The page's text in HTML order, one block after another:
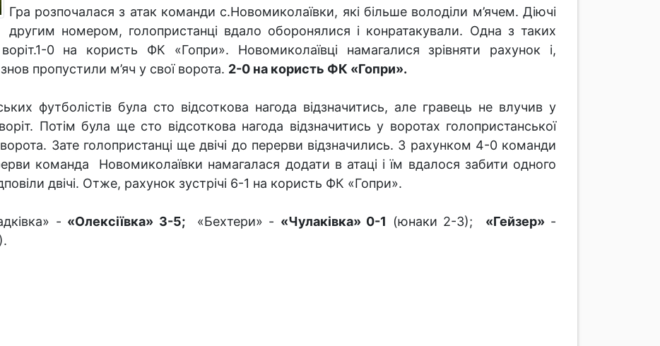
Гра розпочалася з атак команди с.Новомиколаївки, які більше володіли м’ячем. Діючі
другим номером, голопристанці вдало оборонялися і конратакували. Одна з таких
0 на користь ФК «Гопри». Новомиколаївці намагалися зрівняти рахунок і,
пропустили м’яч у свої ворота. 2-0 на користь ФК «Гопри».
футболістів була сто відсоткова нагода відзначитись, але гравець не влучив у
Потім була ще сто відсоткова нагода відзначитись у воротах голопристанської
Зате голопристанці ще двічі до перерви відзначились. З рахунком 4-0 команди
команда Новомиколаївки намагалася додати в атаці і їм вдалося забити одного
двічі. Отже, рахунок зустрічі 6-1 на користь ФК «Гопри».
- «Олексіївка» 3-5;«Бехтери» - «Чулаківка» 0-1 (юнаки 2-3); «Гейзер»-